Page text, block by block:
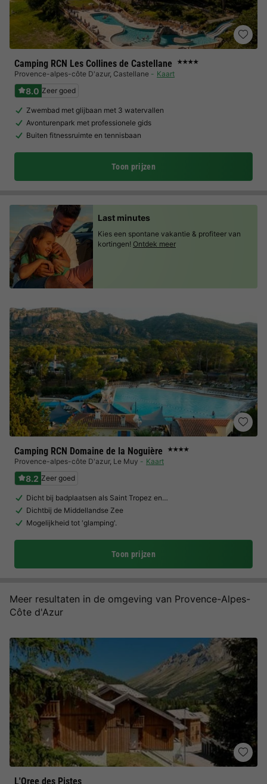
Camping RCN Les Collines de Castellane ★★★★
Provence-alpes-côte D'azur, Castellane Kaart
8.0 Zeer goed
Zwembad met glijbaan met 3 watervallen
Avonturenpark met professionele gids
Buiten fitnessruimte en tennisbaan
Toon prijzen
Camping RCN Domaine de la Noguière ★★★★
Provence-alpes-côte D'azur, Le Muy Kaart
8.2 Zeer goed
Dicht bij badplaatsen als Saint Tropez en…
Dichtbij de Middellandse Zee
Mogelijkheid tot 'glamping'.
Toon prijzen
Meer resultaten in de omgeving van Provence-Alpes-
Côte d'Azur
L'Oree des Pistes
Last minutes
Kies een spontane vakantie & profiteer van
kortingen! Ontdek meer